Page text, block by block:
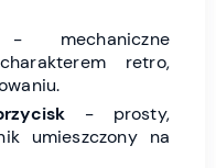
retro,
- prosty,
umieszczony na